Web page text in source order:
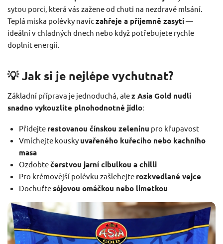
sytou porci, která vás zažene od chuti na nezdravé mlsání.
Teplá miska polévky navíczahřeje a příjemně zasytí—
ideální v chladných dnech nebo když potřebujete rychle
doplnit energii.
💡 Jak si je nejlépe vychutnat?
Základní příprava je jednoduchá, alez Asia Gold nudlí
snadno vykouzlíte plnohodnotné jídlo:
Přidejte restovanou čínskou zeleninu pro křupavost
Vmíchejte kousky uvařeného kuřecího nebo kachního
masa
Ozdobtečerstvou jarní cibulkou a chilli
Pro krémovější polévku zašlehejte rozkvedlané vejce
Dochuťtesójovou omáčkou nebo limetkou